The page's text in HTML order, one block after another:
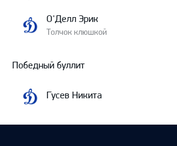
О'Делл Эрик
Толчок клюшкой
Победный буллит
Гусев Никита